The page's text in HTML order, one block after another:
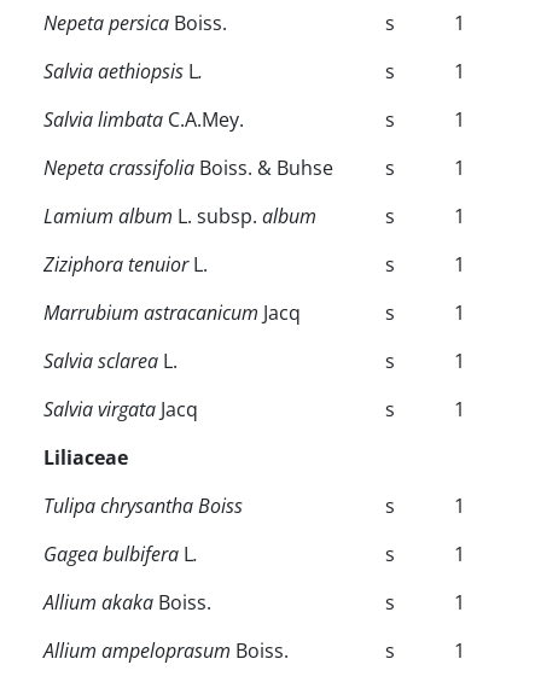
Nepeta persica Boiss. s
1
Salvia aethiopsis L. s
1
Salvia limbata C.A.Mey. s
1
Nepeta crassifolia Boiss. & Buhse s
1
Lamium album L. subsp. album s
1
Ziziphora tenuiorL. s
1
Marrubium astracanicum Jacq s
1
Salvia sclarea L. s
1
Salvia virgata Jacq s
1
Liliaceae
Tulipa chrysantha Boiss
s
1
Gagea bulbifera L. s
1
Allium akaka Boiss. s
1
Allium ampeloprasum Boiss. s
1